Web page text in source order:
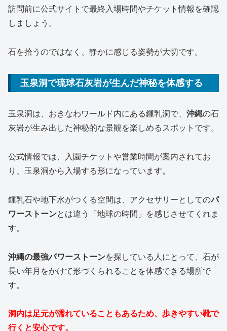
訪問前に公式サイトで最終入場時間やチケット情報を確認
しましょう。
石を拾うのではなく、静かに感じる姿勢が大切です。
玉泉洞で琉球石灰岩が生んだ神秘を体感する
玉泉洞は、おきなわワールド内にある鍾乳洞で、 沖縄の石
灰岩が生み出した神秘的な景観を楽しめるスポットです。
公式情報では、入園チケットや営業時間が案内されてお
り、玉泉洞から入場する形になっています。
鍾乳石や地下水がつくる空間は、アクセサリーとしてのパ
ワーストーンとは違う「地球の時間」を感じさせてくれま
す。
沖縄の最強パワーストーンを探している人にとって、石が
長い年月をかけて形づくられることを体感できる場所で
す。
洞内は足元が濡れていることもあるため、歩きやすい靴で
行くと安心です。